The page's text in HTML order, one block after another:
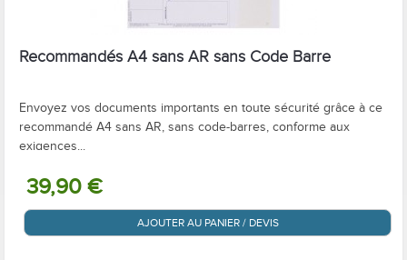
Recommandés A4 sans AR sans Code Barre
Envoyez vos documents importants en toute sécurité grâce à ce
recommandé A4 sans AR, sans code-barres, conforme aux
exigences...
39,90 €
AJOUTER AU PANIER / DEVIS